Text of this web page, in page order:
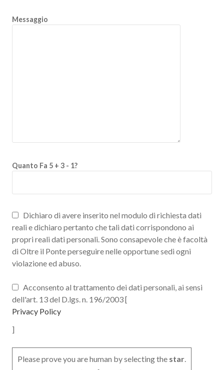
Messaggio
Quanto Fa 5 + 3 - 1?
Dichiaro di avere inserito nel modulo di richiesta dati
reali e dichiaro pertanto che tali dati corrispondono ai
propri reali dati personali. Sono consapevole che è facoltà
di Oltre il Ponte perseguire nelle opportune sedi ogni
violazione ed abuso.
Acconsento al trattamento dei dati personali, ai sensi
dell'art. 13 del D.lgs. n. 196/2003 [
Privacy Policy
]
Please prove you are human by selecting the star